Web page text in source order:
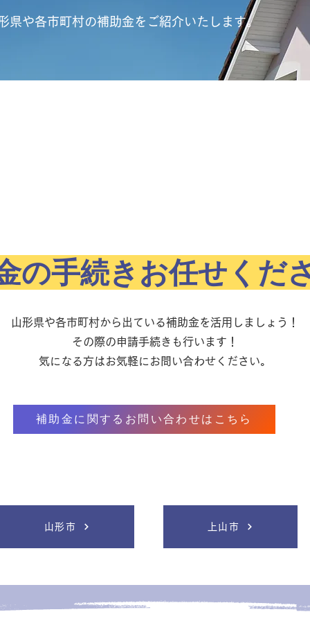
県や各市町村の補助金をご紹介いたします。
の手続きお任せくだ
山形県や各市町村から出ている補助金を活用しましょう！
その際の申請手続きも行います！​
気になる方はお気軽にお問い合わせください。
補助金に関するお問い合わせはこちら
山形市 上山市